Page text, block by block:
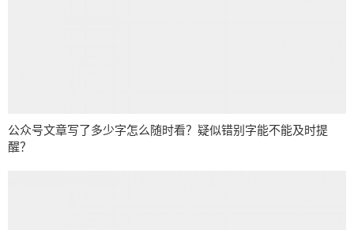
公众号文章写了多少字怎么随时看？疑似错别字能不能及时提
醒？